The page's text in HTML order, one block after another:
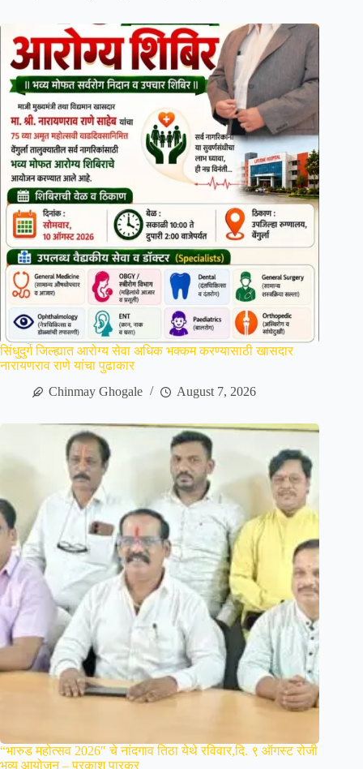
सिंधुदुर्ग जिल्ह्यात आरोग्य सेवा अधिक भक्कम करण्यासाठी खासदार
नारायणराव राणे यांचा पुढाकार
Chinmay Ghogale
August 7, 2026
“भारुड महोत्सव 2026″ चे नांदगाव तिठा येथे रविवार,दि. ९ ऑगस्ट रोजी
भव्य आयोजन – प्रकाश पारकर